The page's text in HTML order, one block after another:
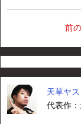
前
天草ヤス
代表作